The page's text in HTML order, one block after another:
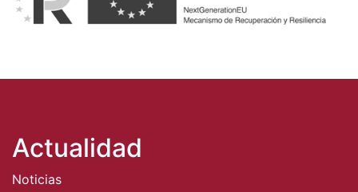
Actualidad
Noticias